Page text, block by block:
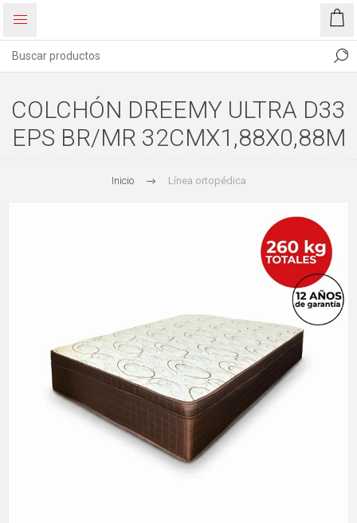
COLCHÓN DREEMY ULTRA D33
EPS BR/MR 32CMX1,88X0,88M
Inicio Línea ortopédica